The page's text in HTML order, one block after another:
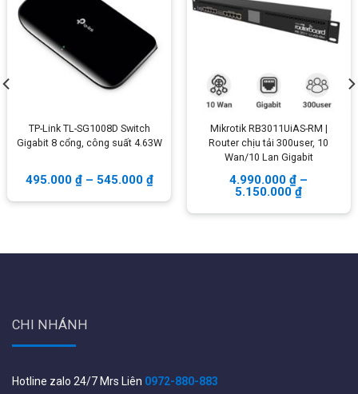
Đáp ứng tiêu chuẩn
802.3az tiêu chuẩn EEE
(Năng
lượng Hiệu quả Năng Lượng)
Nổi trội vớicông nghệ PoE+
ổn định đường truyền
Kỹ thuật viên có thể tham khảo tài liệu đầy đủ thông
đây:
https://images10.newegg.com/
TP-Link TL-SG1008D Switch
Gigabit 8 cổng, công suất 4.63W
495.000 ₫– 545.000 ₫
Mikrotik RB3011UiAS-RM |
Router chịu tải 300user, 10
Wan/10 Lan Gigabit
4.990.000₫ –
5.150.000₫
CHI NHÁNH
Hotline zalo 24/7 Mrs Liên 0972-880-883